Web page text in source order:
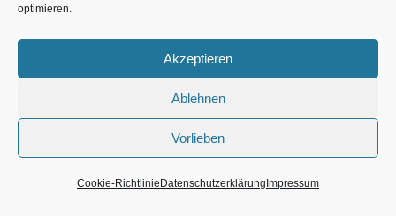
optimieren.
Akzeptieren
Ablehnen
Vorlieben
Cookie-Richtlinie Datenschutzerklärung Impressum
Jobs Kontakt